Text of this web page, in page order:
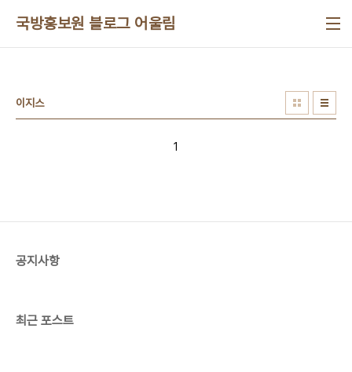
국방홍보원 블로그 어울림
이지스
1
공지사항
최근 포스트